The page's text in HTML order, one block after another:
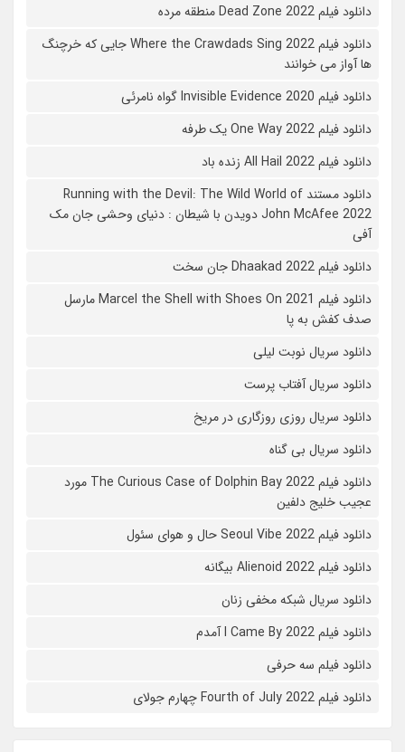
دانلود فیلم 2022 Dead Zone منطقه مرده
دانلود فیلم Where the Crawdads Sing 2022 جایی که خرچنگ
ها آواز می خوانند
دانلود فیلم 2020 Invisible Evidence گواه نامرئی
دانلود فیلم One Way 2022 یک طرفه
دانلود فیلم All Hail 2022 زنده باد
دانلود مستند Running with the Devil: The Wild World of
John McAfee 2022 دویدن با شیطان : دنیای وحشی جان مک
آفی
دانلود فیلم Dhaakad 2022 جان سخت
دانلود فیلم Marcel the Shell with Shoes On 2021 مارسل
صدف کفش به پا
دانلود سریال نوبت لیلی
دانلود سریال آفتاب پرست
دانلود سریال روزی روزگاری در مریخ
دانلود سریال بی گناه
دانلود فیلم The Curious Case of Dolphin Bay 2022 مورد
عجیب خلیج دلفین
دانلود فیلم Seoul Vibe 2022 حال و هوای سئول
دانلود فیلم Alienoid 2022 بیگانه
دانلود سریال شبکه مخفی زنان
دانلود فیلم I Came By 2022 آمدم
دانلود فیلم سه حرفی
دانلود فیلم Fourth of July 2022 چهارم جولای